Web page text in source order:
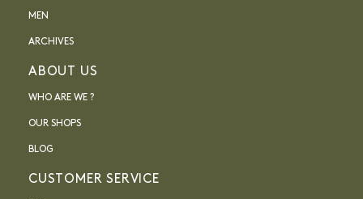
MEN
ARCHIVES
ABOUT US
WHO ARE WE ?
OUR SHOPS
BLOG
CUSTOMER SERVICE